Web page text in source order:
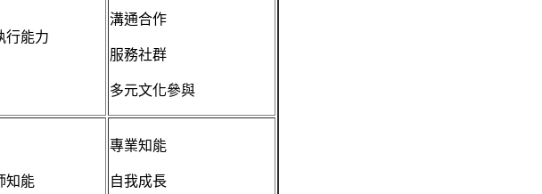
行能力
溝通合作
服務社群
多元文化參與
知能
專業知能
自我成長